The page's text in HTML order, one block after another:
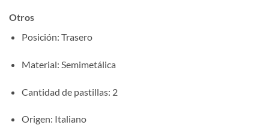
Otros
Posición: Trasero
Material: Semimetálica
Cantidad de pastillas: 2
Origen: Italiano